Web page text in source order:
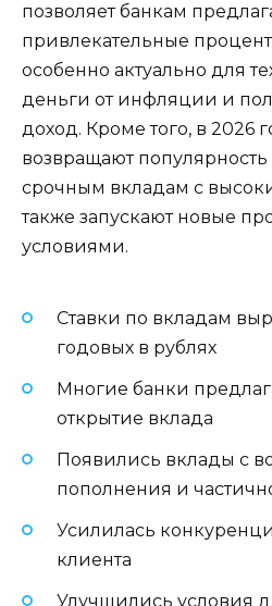
позволяет банкам
привлекательные
особенно актуально для
деньги от инфляции и
доход. Кроме того, в 2026
возвращают
срочным вкладам с
также запускают новые
условиями.
Ставки по вкладам
годовых в рублях
Многие банки
открытие вклада
Появились вклады с
пополнения и
Усилилась
клиента
Улучшились условия